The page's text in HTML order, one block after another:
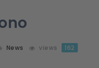
News views 162